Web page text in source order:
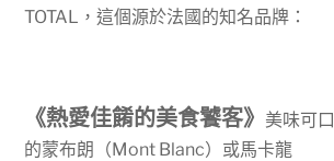
TOTAL ，這個源於法國的知名品牌：
《熱愛佳餚的美食饕客》 美味可口
的蒙布朗（Mont Blanc）或馬卡龍